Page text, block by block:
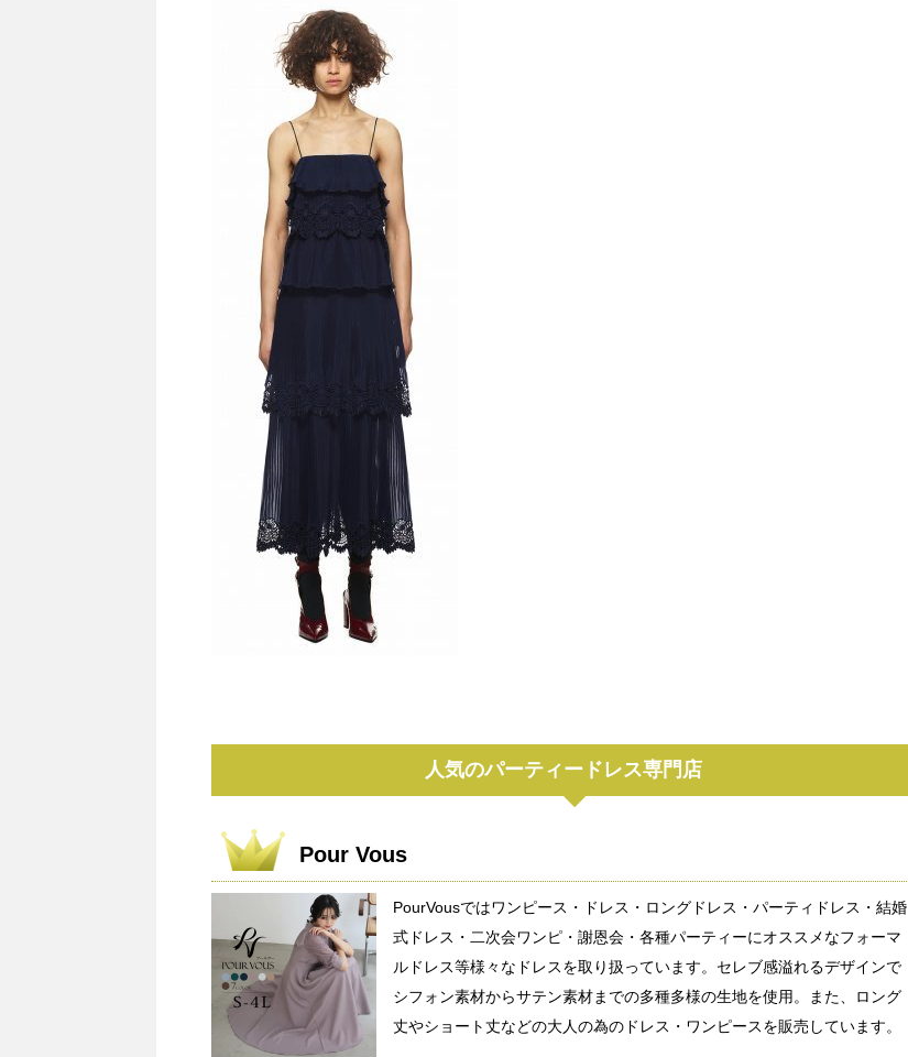
人気のパーティードレス専門店
Pour Vous
PourVousではワンピース・ドレス・ロングドレス・パーティドレス・結婚
式ドレス・二次会ワンピ・謝恩会・各種パーティーにオススメなフォーマ
ルドレス等様々なドレスを取り扱っています。セレブ感溢れるデザインで
シフォン素材からサテン素材までの多種多様の生地を使用。また、ロング
丈やショート丈などの大人の為のドレス・ワンピースを販売しています。